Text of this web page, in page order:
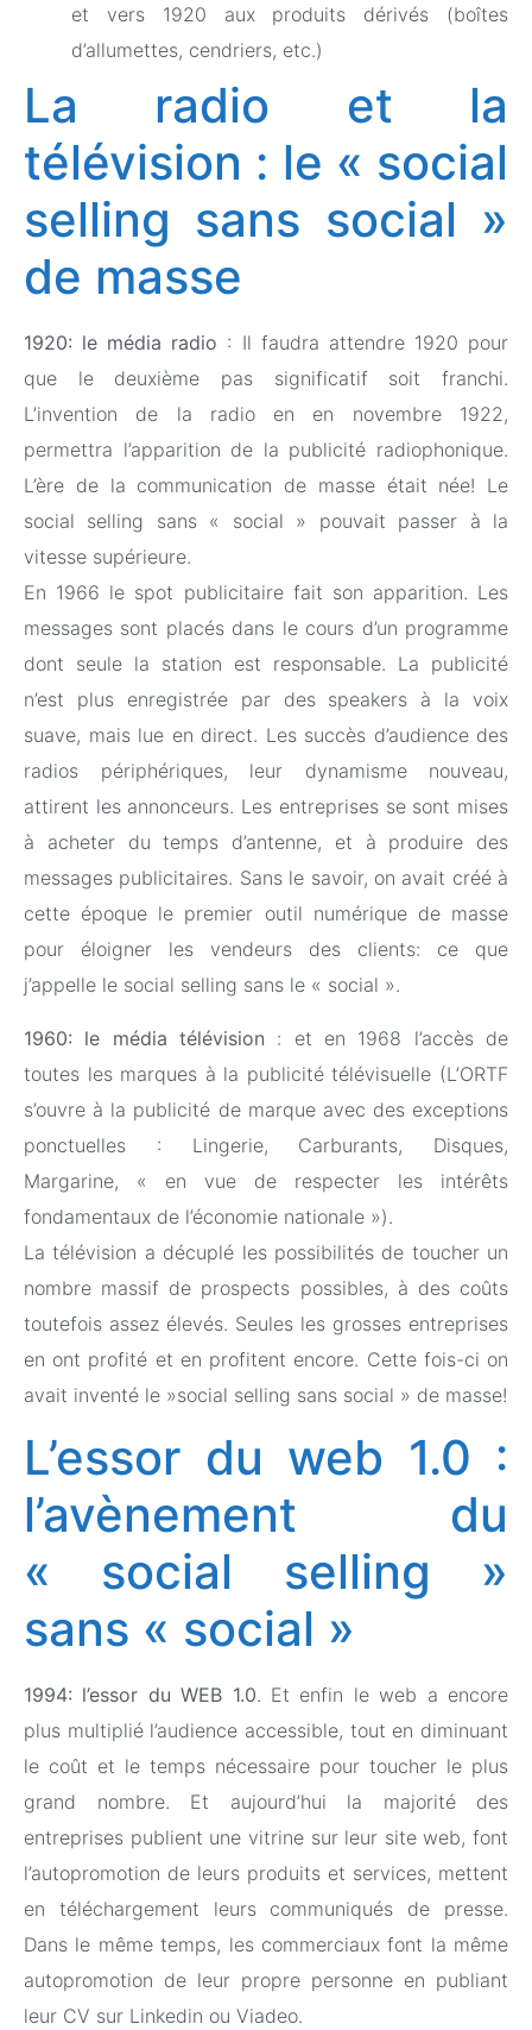
et vers 1920 aux produits dérivés (boîtes
d’allumettes, cendriers, etc.)
La radio et la
télévision : le « social
selling sans social »
de masse
1920: le média radio : Il faudra attendre 1920 pour
que le deuxième pas significatif soit franchi.
L’invention de la radio en en novembre 1922,
permettra l’apparition de la publicité radiophonique.
L’ère de la communication de masse était née! Le
social selling sans « social » pouvait passer à la
vitesse supérieure.
En 1966 le spot publicitaire fait son apparition. Les
messages sont placés dans le cours d’un programme
dont seule la station est responsable. La publicité
n’est plus enregistrée par des speakers à la voix
suave, mais lue en direct. Les succès d’audience des
radios périphériques, leur dynamisme nouveau,
attirent les annonceurs. Les entreprises se sont mises
à acheter du temps d’antenne, et à produire des
messages publicitaires. Sans le savoir, on avait créé à
cette époque le premier outil numérique de masse
pour éloigner les vendeurs des clients: ce que
j’appelle le social selling sans le « social ».
1960: le média télévision : et en 1968 l’accès de
toutes les marques à la publicité télévisuelle (L’ORTF
s’ouvre à la publicité de marque avec des exceptions
ponctuelles : Lingerie, Carburants, Disques,
Margarine, « en vue de respecter les intérêts
fondamentaux de l’économie nationale »).
La télévision a décuplé les possibilités de toucher un
nombre massif de prospects possibles, à des coûts
toutefois assez élevés. Seules les grosses entreprises
en ont profité et en profitent encore. Cette fois-ci on
avait inventé le »social selling sans social » de masse!
L’essor du web 1.0 :
l’avènement du
« social selling »
sans « social »
1994: l’essor du WEB 1.0. Et enfin le web a encore
plus multiplié l’audience accessible, tout en diminuant
le coût et le temps nécessaire pour toucher le plus
grand nombre. Et aujourd’hui la majorité des
entreprises publient une vitrine sur leur site web, font
l’autopromotion de leurs produits et services, mettent
en téléchargement leurs communiqués de presse.
Dans le même temps, les commerciaux font la même
autopromotion de leur propre personne en publiant
leur CV sur Linkedin ou Viadeo.